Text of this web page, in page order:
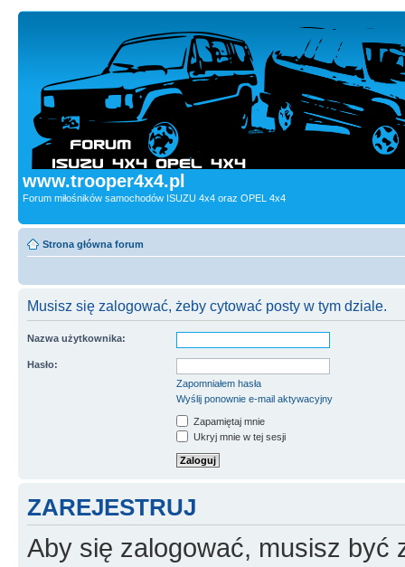
www.trooper4x4.pl
Forum miłośników samochodów ISUZU 4x4 oraz OPEL 4x4
Strona główna forum
Musisz się zalogować, żeby cytować posty w tym dziale.
Nazwa użytkownika:
Hasło:
Zapomniałem hasła
Wyślij ponownie e-mail aktywacyjny
Zapamiętaj mnie
Ukryj mnie w tej sesji
ZAREJESTRUJ
Aby się zalogować, musisz być